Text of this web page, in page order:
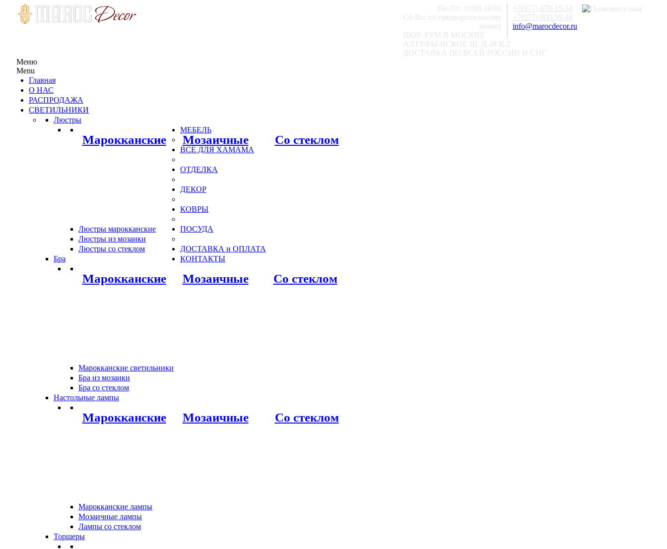
+7(977) 870-15-54
+7(977) 800-59-48
info@marocdecor.ru
Пн-Пт: 10:00-18:00
Сб-Вс: по предварительному
звонку
ШОУ-РУМ В МОСКВЕ
АЛТУФЬЕВСКОЕ Ш. Д.48 К.2
ДОСТАВКА ПО ВСЕЙ РОССИИ И СНГ
Меню
Menu
Главная
О НАС
РАСПРОДАЖА
СВЕТИЛЬНИКИ
Люстры
Марокканские Мозаичные Со стеклом
Люстры марокканские
Люстры из мозаики
Люстры со стеклом
Бра
Марокканские Мозаичные Со стеклом
Марокканские светильники
Бра из мозаики
Бра со стеклом
Настольные лампы
Марокканские Мозаичные Со стеклом
Марокканские лампы
Мозаичные лампы
Лампы со стеклом
Торшеры
МЕБЕЛЬ
ВСЕ ДЛЯ ХАМАМА
ОТДЕЛКА
ДЕКОР
КОВРЫ
ПОСУДА
ДОСТАВКА и ОПЛАТА
КОНТАКТЫ